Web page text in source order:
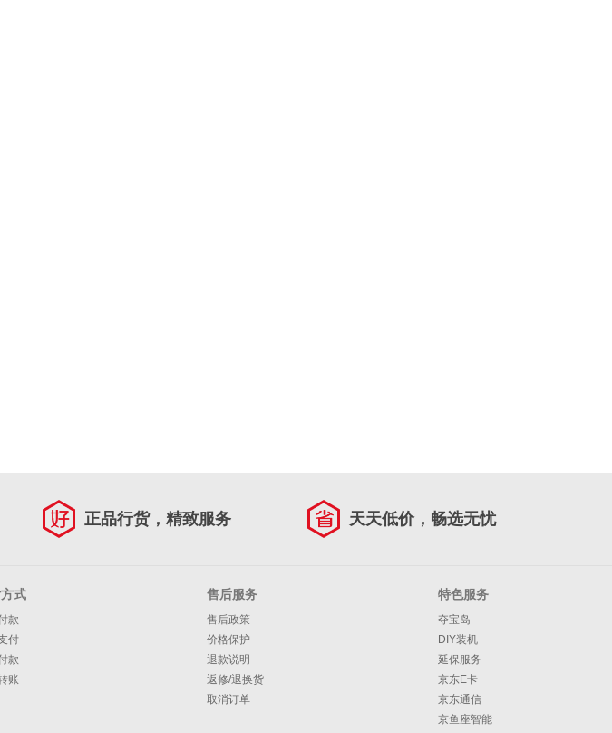
正品行货，精致服务 天天低价，畅选无忧
式
款
付
款
账
售后服务
售后政策
价格保护
退款说明
返修/退换货
取消订单
特色服务
夺宝岛
DIY装机
延保服务
京东E卡
京东通信
京鱼座智能